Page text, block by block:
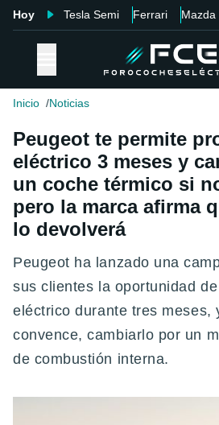
Hoy Tesla Semi Ferrari Mazda
Inicio Noticias
Peugeot te permite
eléctrico 3 meses y
un coche térmico si
pero la marca afirma
lo devolverá
Peugeot ha lanzado una
sus clientes la oportunidad
eléctrico durante tres meses,
convence, cambiarlo por un
de combustión interna.